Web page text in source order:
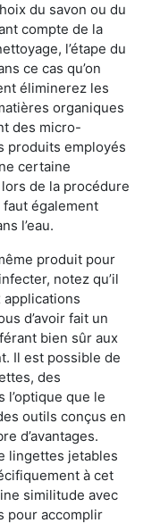
du savon ou du
compte de la
l’étape du
ce cas qu’on
éliminerez les
organiques
des micro-
produits employés
certaine
de la procédure
faut également
l’eau.
produit pour
notez qu’il
d’avoir fait un
bien sûr aux
Il est possible de
des
que le
outils conçus en
d’avantages.
lingettes jetables
à cet
similitude avec
pour accomplir